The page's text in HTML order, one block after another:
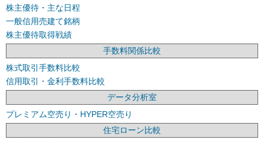
株主優待・主な日程
一般信用売建て銘柄
株主優待取得戦績
手数料関係比較
株式取引手数料比較
信用取引・金利手数料比較
データ分析室
プレミアム空売り・HYPER空売り
住宅ローン比較